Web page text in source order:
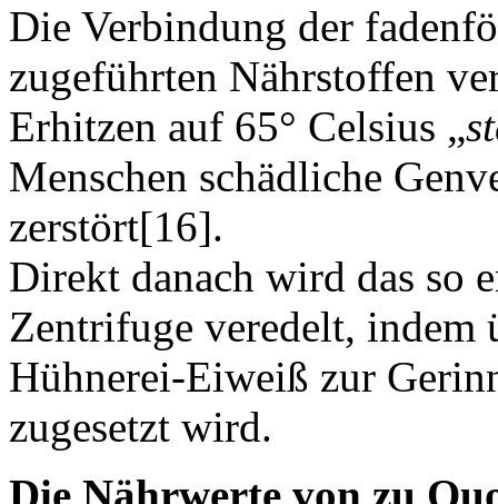
Die Verbindung der
zugeführten Nährstoffen
Erhitzen auf 65° Celsius „
Menschen schädliche
zerstört[16].
Direkt danach wird das so
Zentrifuge veredelt, indem
Hühnerei-Eiweiß zur
zugesetzt wird.
Die Nährwerte von zu